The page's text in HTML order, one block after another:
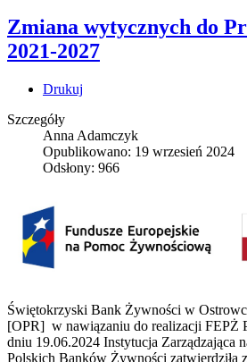
Zmiana wytycznych do
2021-2027
Drukuj
Szczegóły
Anna Adamczyk
Opublikowano: 19 wrzesień 2024
Odsłony: 966
Świętokrzyski Bank Żywności w
[OPR] w nawiązaniu do realizacji FEPŻ
dniu 19.06.2024 Instytucja Zarządzająca
Polskich Banków Żywności zatwierdziła